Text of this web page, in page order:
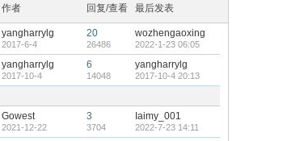
作者 回复/查看 最后发表
yangharrylg
2017-6-4
20
26486
wozhengaoxing
2022-1-23 06:05
yangharrylg
2017-10-4
6
14048
yangharrylg
2017-10-4 20:13
Gowest
2021-12-22
3
3704
Iaimy_001
2022-7-23 14:11